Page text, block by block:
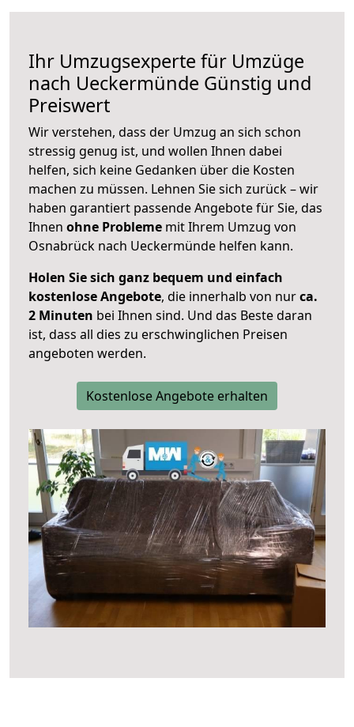
Ihr Umzugsexperte für Umzüge
nach Ueckermünde Günstig und
Preiswert
Wir verstehen, dass der Umzug an sich schon
stressig genug ist, und wollen Ihnen dabei
helfen, sich keine Gedanken über die Kosten
machen zu müssen. Lehnen Sie sich zurück – wir
haben garantiert passende Angebote für Sie, das
Ihnen ohne Probleme mit Ihrem Umzug von
Osnabrück nach Ueckermünde helfen kann.
Holen Sie sich ganz bequem und einfach
kostenlose Angebote, die innerhalb von nurca.
2 Minuten bei Ihnen sind. Und das Beste daran
ist, dass all dies zu erschwinglichen Preisen
angeboten werden.
Kostenlose Angebote erhalten